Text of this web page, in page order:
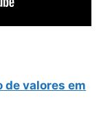
de valores em